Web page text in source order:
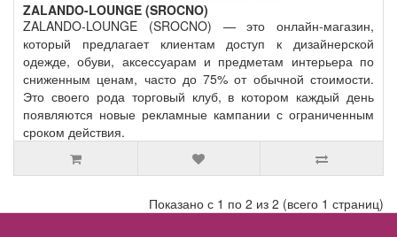
ZALANDO-LOUNGE (SROCNO)
ZALANDO-LOUNGE (SROCNO) — это онлайн-магазин,
который предлагает клиентам доступ к дизайнерской
одежде, обуви, аксессуарам и предметам интерьера по
сниженным ценам, часто до 75% от обычной стоимости.
Это своего рода торговый клуб, в котором каждый день
появляются новые рекламные кампании с ограниченным
сроком действия.
Показано с 1 по 2 из 2 (всего 1 страниц)